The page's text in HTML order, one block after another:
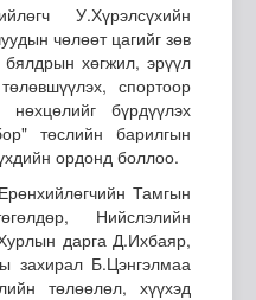
У.Хүрэлсүхийн
чөлөөт цагийг зөв
хөгжил, эрүүл
спортоор
бүрдүүлэх
төслийн барилгын
ордонд боллоо.
Тамгын
Нийслэлийн
дарга Д.Ихбаяр,
захирал Б.Цэнгэлмаа
төлөөлөл, хүүхэд